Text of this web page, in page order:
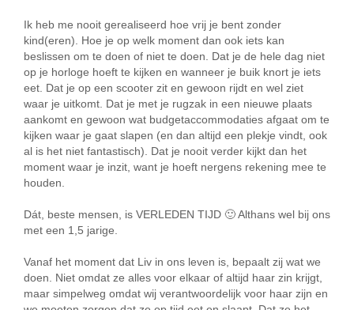
Ik heb me nooit gerealiseerd hoe vrij je bent zonder
kind(eren). Hoe je op welk moment dan ook iets kan
beslissen om te doen of niet te doen. Dat je de hele dag niet
op je horloge hoeft te kijken en wanneer je buik knort je iets
eet. Dat je op een scooter zit en gewoon rijdt en wel ziet
waar je uitkomt. Dat je met je rugzak in een nieuwe plaats
aankomt en gewoon wat budgetaccommodaties afgaat om te
kijken waar je gaat slapen (en dan altijd een plekje vindt, ook
al is het niet fantastisch). Dat je nooit verder kijkt dan het
moment waar je inzit, want je hoeft nergens rekening mee te
houden.
Dát, beste mensen, is VERLEDEN TIJD 🙂 Althans wel bij ons
met een 1,5 jarige.
Vanaf het moment dat Liv in ons leven is, bepaalt zij wat we
doen. Niet omdat ze alles voor elkaar of altijd haar zin krijgt,
maar simpelweg omdat wij verantwoordelijk voor haar zijn en